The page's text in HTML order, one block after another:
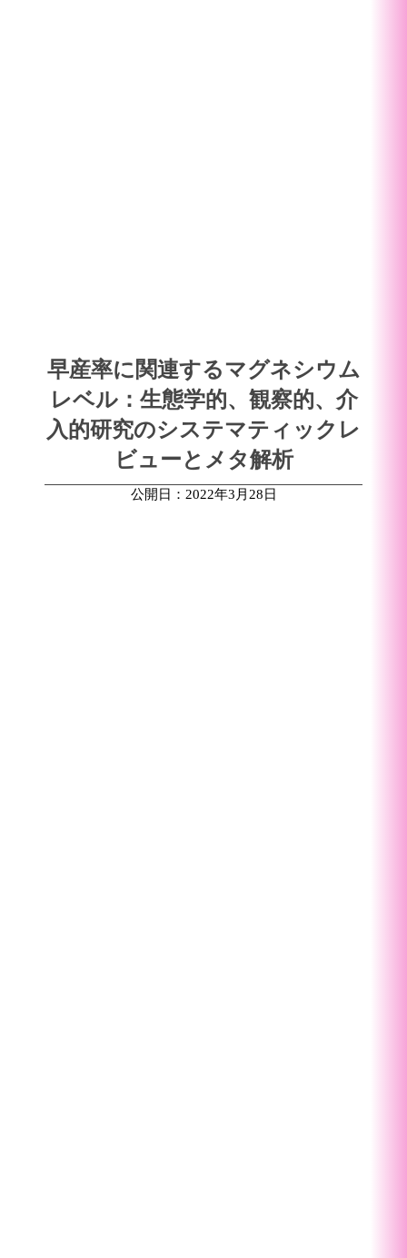
早産率に関連するマグネシウム
レベル：生態学的、観察的、介
入的研究のシステマティックレ
ビューとメタ解析
公開日：2022年3月28日